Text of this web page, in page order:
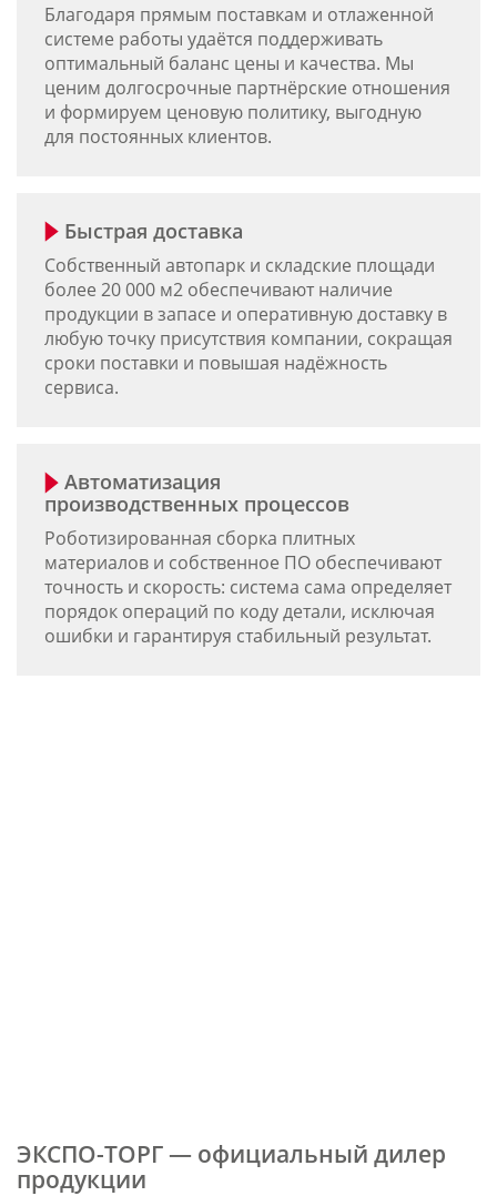
Благодаря прямым поставкам и отлаженной
системе работы удаётся поддерживать
оптимальный баланс цены и качества. Мы
ценим долгосрочные партнёрские отношения
и формируем ценовую политику, выгодную
для постоянных клиентов.
Быстрая доставка
Собственный автопарк и складские площади
более 20 000 м2 обеспечивают наличие
продукции в запасе и оперативную доставку в
любую точку присутствия компании, сокращая
сроки поставки и повышая надёжность
сервиса.
Автоматизация
производственных процессов
Роботизированная сборка плитных
материалов и собственное ПО обеспечивают
точность и скорость: система сама определяет
порядок операций по коду детали, исключая
ошибки и гарантируя стабильный результат.
ЭКСПО-ТОРГ — официальный дилер
продукции